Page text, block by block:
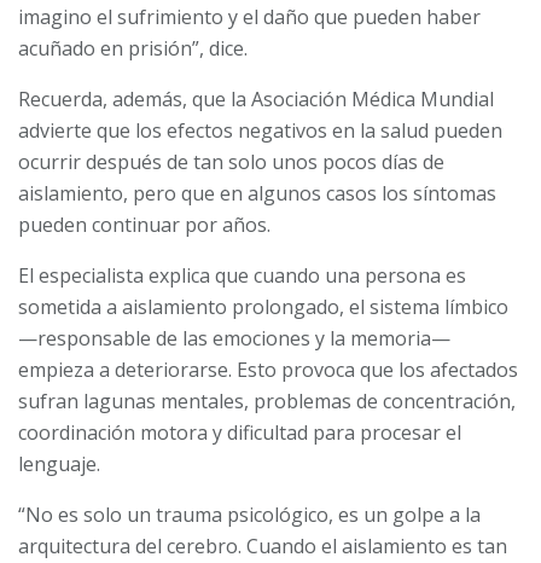
imagino el sufrimiento y el daño que pueden haber
acuñado en prisión”, dice.
Recuerda, además, que la Asociación Médica Mundial
advierte que los efectos negativos en la salud pueden
ocurrir después de tan solo unos pocos días de
aislamiento, pero que en algunos casos los síntomas
pueden continuar por años.
El especialista explica que cuando una persona es
sometida a aislamiento prolongado, el sistema límbico
—responsable de las emociones y la memoria—
empieza a deteriorarse. Esto provoca que los afectados
sufran lagunas mentales, problemas de concentración,
coordinación motora y dificultad para procesar el
lenguaje.
“No es solo un trauma psicológico, es un golpe a la
arquitectura del cerebro. Cuando el aislamiento es tan